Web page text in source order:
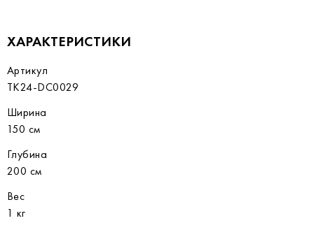
ХАРАКТЕРИСТИКИ
Артикул
TK24-DC0029
Ширина
150 см
Глубина
200 см
Вес
1 кг